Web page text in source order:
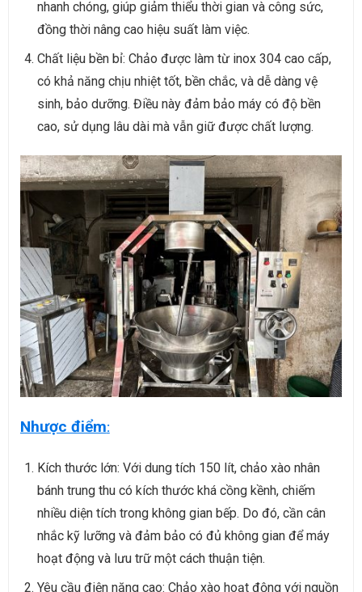
nhanh chóng, giúp giảm thiểu thời gian và công sức,
đồng thời nâng cao hiệu suất làm việc.
Chất liệu bền bỉ: Chảo được làm từ inox 304 cao cấp,
có khả năng chịu nhiệt tốt, bền chắc, và dễ dàng vệ
sinh, bảo dưỡng. Điều này đảm bảo máy có độ bền
cao, sử dụng lâu dài mà vẫn giữ được chất lượng.
Nhược điểm:
Kích thước lớn: Với dung tích 150 lít, chảo xào nhân
bánh trung thu có kích thước khá cồng kềnh, chiếm
nhiều diện tích trong không gian bếp. Do đó, cần cân
nhắc kỹ lưỡng và đảm bảo có đủ không gian để máy
hoạt động và lưu trữ một cách thuận tiện.
Yêu cầu điện năng cao: Chảo xào hoạt động với nguồn